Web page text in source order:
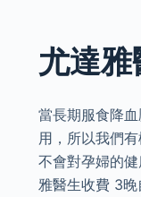
尤達
當長期服食降
用，所以我們
不會對孕婦的
雅醫生收費 3